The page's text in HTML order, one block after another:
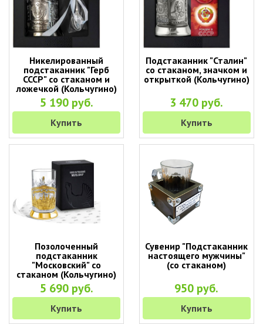
Никелированный
подстаканник "Герб
СССР" со стаканом и
ложечкой (Кольчугино)
5 190 руб.
Купить
Подстаканник "Сталин"
со стаканом, значком и
открыткой (Кольчугино)
3 470 руб.
Купить
Позолоченный
подстаканник
"Московский" со
стаканом (Кольчугино)
5 690 руб.
Купить
Сувенир "Подстаканник
настоящего мужчины"
(со стаканом)
950 руб.
Купить